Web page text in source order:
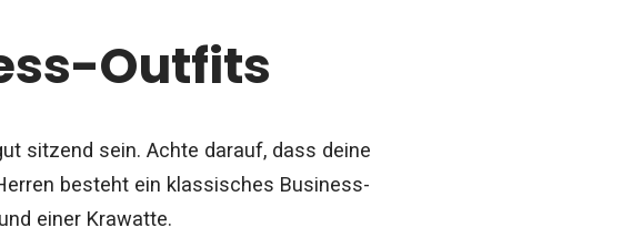
Outfits
sitzend sein. Achte darauf, dass deine
besteht ein klassisches Business-
einer Krawatte.